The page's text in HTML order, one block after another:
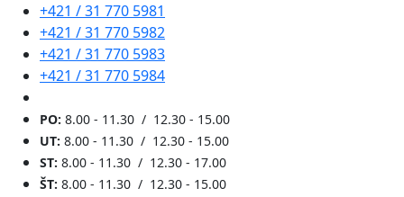
+421 / 31 770 5981
+421 / 31 770 5982
+421 / 31 770 5983
+421 / 31 770 5984
PO: 8.00 - 11.30 / 12.30 - 15.00
UT: 8.00 - 11.30 / 12.30 - 15.00
ST: 8.00 - 11.30 / 12.30 - 17.00
ŠT: 8.00 - 11.30 / 12.30 - 15.00